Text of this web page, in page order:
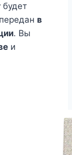
будет
в
. Вы
и